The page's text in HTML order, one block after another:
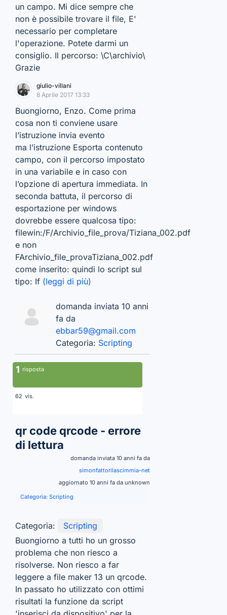
un campo. Mi dice sempre che
non è possibile trovare il file, E'
necessario per completare
l'operazione. Potete darmi un
consiglio. Il percorso: \C\archivio\
Grazie
giulio-villani
8 Aprile 2017 13:33
Buongiorno, Enzo. Come prima
cosa non ti conviene usare
l’istruzione invia evento
ma l’istruzione Esporta contenuto
campo, con il percorso impostato
in una variabile e in caso con
l’opzione di apertura immediata. In
seconda battuta, il percorso di
esportazione per windows
dovrebbe essere qualcosa tipo:
filewin:/F/Archivio_file_prova/Tiziana_002.pdf
e non
FArchivio_file_provaTiziana_002.pdf
come inserito: quindi lo script sul
tipo: If (leggi di più)
domanda inviata 10 anni
fa da
ebbar59@gmail.com
Categoria: Scripting
1 risposta
62 vis.
qr code qrcode - errore
di lettura
domanda inviata 10 anni fa da
simonfattorilascimmia-net
aggiornato 10 anni fa da unknown
Categoria: Scripting
Categoria:
Scripting
Buongiorno a tutti ho un grosso
problema che non riesco a
risolverse. Non riesco a far
leggere a file maker 13 un qrcode.
In passato ho utilizzato con ottimi
risultati la funzione da script